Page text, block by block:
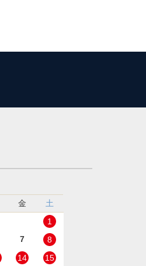
金
土
1
7
8
14
15